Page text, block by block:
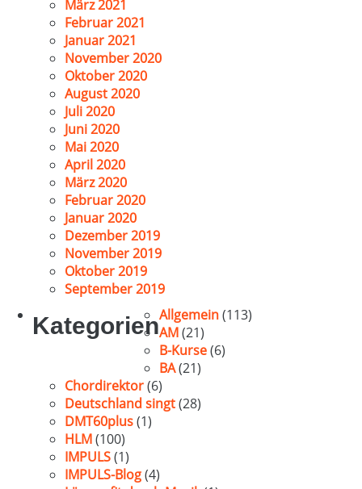
März 2021
Februar 2021
Januar 2021
November 2020
Oktober 2020
August 2020
Juli 2020
Juni 2020
Mai 2020
April 2020
März 2020
Februar 2020
Januar 2020
Dezember 2019
November 2019
Oktober 2019
September 2019
KategorienAllgemein(113)
AM(21)
B-Kurse(6)
BA(21)
Chordirektor(6)
Deutschland singt(28)
DMT60plus(1)
HLM(100)
IMPULS(1)
IMPULS-Blog(4)